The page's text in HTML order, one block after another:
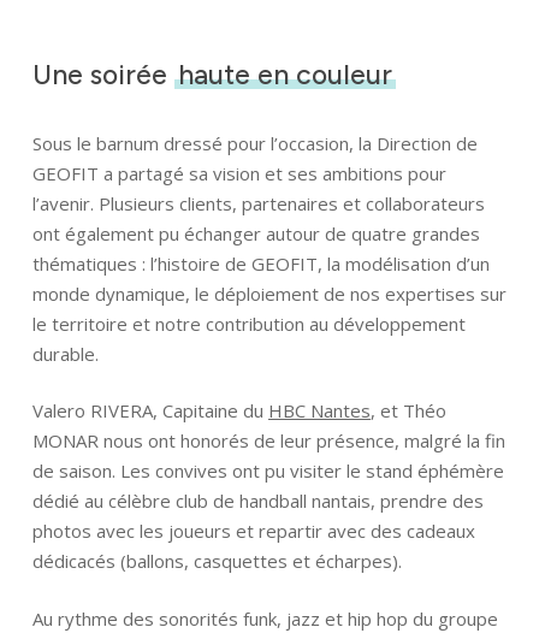
Une soirée haute en couleur
Sous le barnum dressé pour l’occasion, la Direction de
GEOFIT a partagé sa vision et ses ambitions pour
l’avenir. Plusieurs clients, partenaires et collaborateurs
ont également pu échanger autour de quatre grandes
thématiques : l’histoire de GEOFIT, la modélisation d’un
monde dynamique, le déploiement de nos expertises sur
le territoire et notre contribution au développement
durable.
Valero RIVERA, Capitaine du HBC Nantes, et Théo
MONAR nous ont honorés de leur présence, malgré la fin
de saison. Les convives ont pu visiter le stand éphémère
dédié au célèbre club de handball nantais, prendre des
photos avec les joueurs et repartir avec des cadeaux
dédicacés (ballons, casquettes et écharpes).
Au rythme des sonorités funk, jazz et hip hop du groupe